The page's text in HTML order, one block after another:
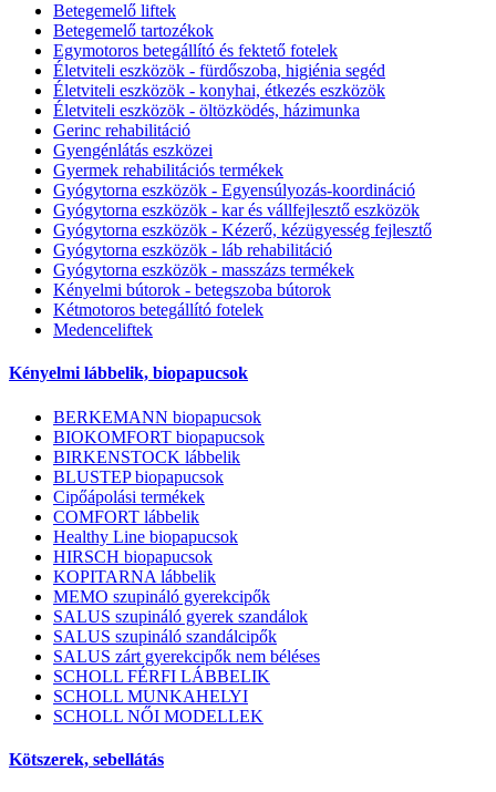
Betegemelő liftek
Betegemelő tartozékok
Egymotoros betegállító és fektető fotelek
Életviteli eszközök - fürdőszoba, higiénia segéd
Életviteli eszközök - konyhai, étkezés eszközök
Életviteli eszközök - öltözködés, házimunka
Gerinc rehabilitáció
Gyengénlátás eszközei
Gyermek rehabilitációs termékek
Gyógytorna eszközök - Egyensúlyozás-koordináció
Gyógytorna eszközök - kar és vállfejlesztő eszközök
Gyógytorna eszközök - Kézerő, kézügyesség fejlesztő
Gyógytorna eszközök - láb rehabilitáció
Gyógytorna eszközök - masszázs termékek
Kényelmi bútorok - betegszoba bútorok
Kétmotoros betegállító fotelek
Medenceliftek
Kényelmi lábbelik, biopapucsok
BERKEMANN biopapucsok
BIOKOMFORT biopapucsok
BIRKENSTOCK lábbelik
BLUSTEP biopapucsok
Cipőápolási termékek
COMFORT lábbelik
Healthy Line biopapucsok
HIRSCH biopapucsok
KOPITARNA lábbelik
MEMO szupináló gyerekcipők
SALUS szupináló gyerek szandálok
SALUS szupináló szandálcipők
SALUS zárt gyerekcipők nem béléses
SCHOLL FÉRFI LÁBBELIK
SCHOLL MUNKAHELYI
SCHOLL NŐI MODELLEK
Kötszerek, sebellátás